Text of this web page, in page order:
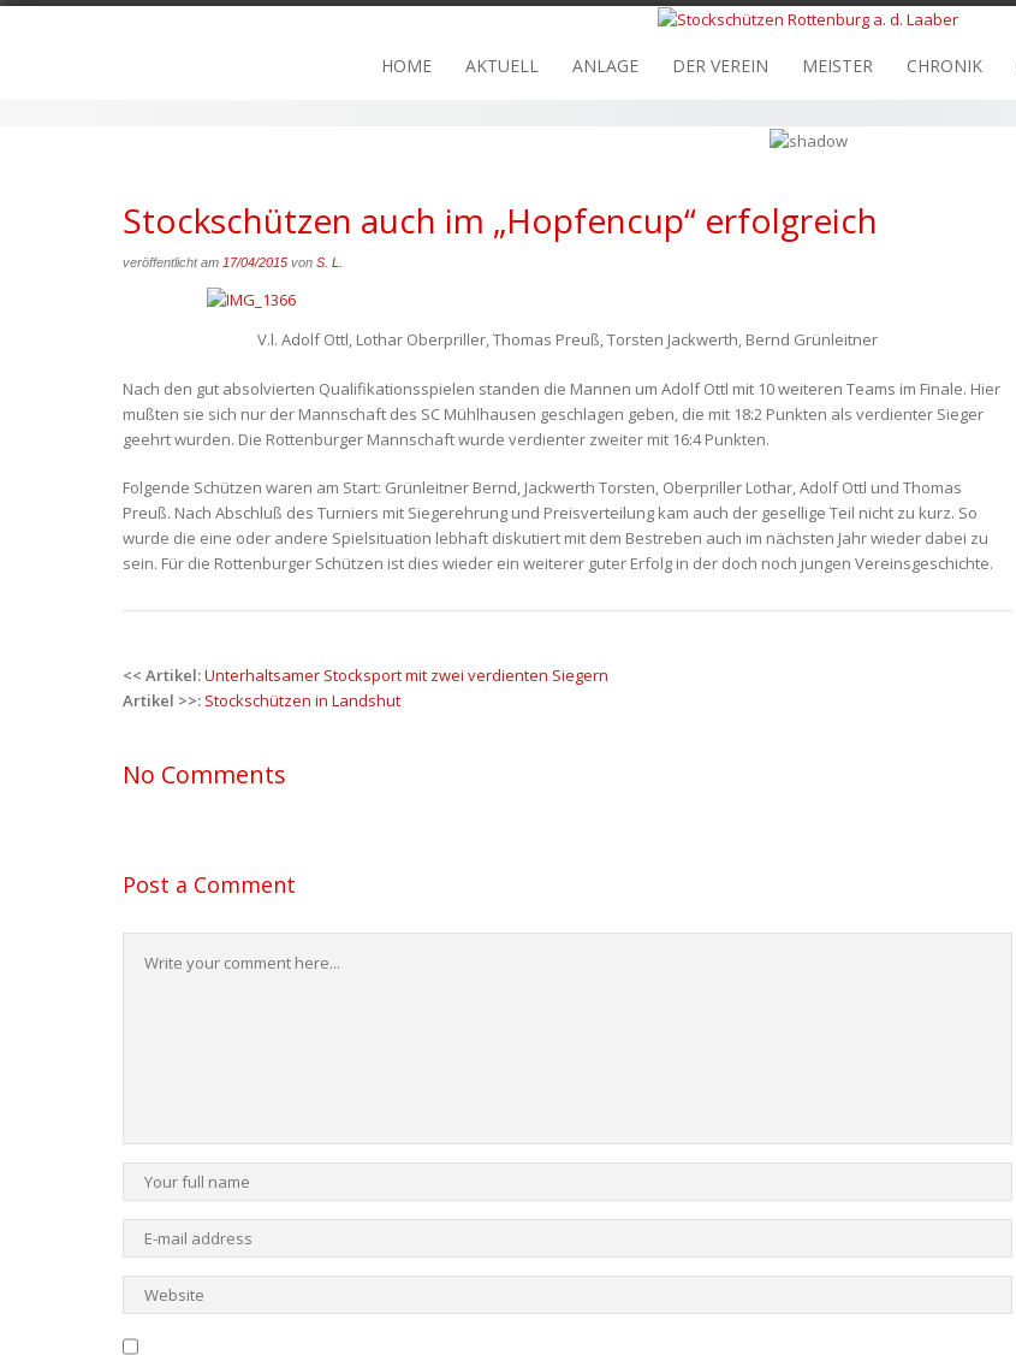
HOME AKTUELL ANLAGE DER VEREIN MEISTER CHRONIK
Stockschützen auch im „Hopfencup“ erfolgreich
veröffentlicht am 17/04/2015 von S. L.
V.l. Adolf Ottl, Lothar Oberpriller, Thomas Preuß, Torsten Jackwerth, Bernd Grünleitner
Nach den gut absolvierten Qualifikationsspielen standen die Mannen um Adolf Ottl mit 10 weiteren Teams im Finale. Hier
mußten sie sich nur der Mannschaft des SC Mühlhausen geschlagen geben, die mit 18:2 Punkten als verdienter Sieger
geehrt wurden. Die Rottenburger Mannschaft wurde verdienter zweiter mit 16:4 Punkten.
Folgende Schützen waren am Start: Grünleitner Bernd, Jackwerth Torsten, Oberpriller Lothar, Adolf Ottl und Thomas
Preuß. Nach Abschluß des Turniers mit Siegerehrung und Preisverteilung kam auch der gesellige Teil nicht zu kurz. So
wurde die eine oder andere Spielsituation lebhaft diskutiert mit dem Bestreben auch im nächsten Jahr wieder dabei zu
sein. Für die Rottenburger Schützen ist dies wieder ein weiterer guter Erfolg in der doch noch jungen Vereinsgeschichte.
Post
navigation
<< Artikel:Unterhaltsamer Stocksport mit zwei verdienten Siegern
Artikel >>: Stockschützen in Landshut
No Comments
Post a Comment